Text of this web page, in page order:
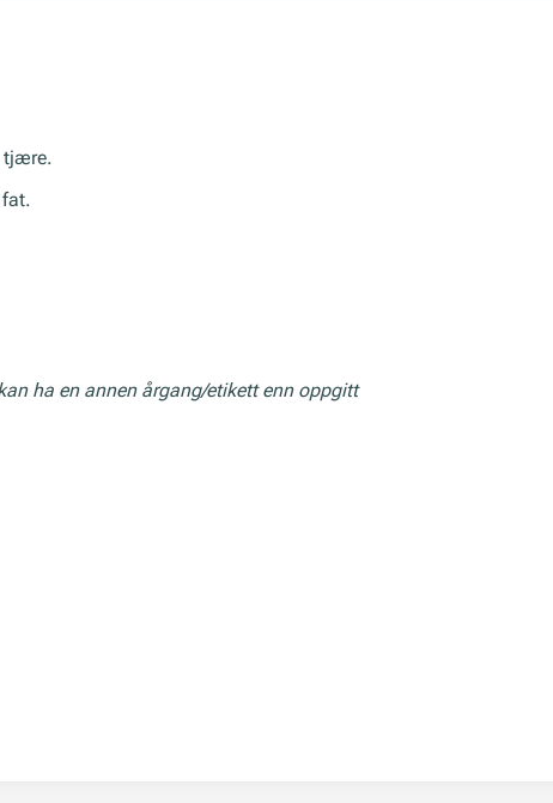
tjære.
ha en annen årgang/etikett enn oppgitt